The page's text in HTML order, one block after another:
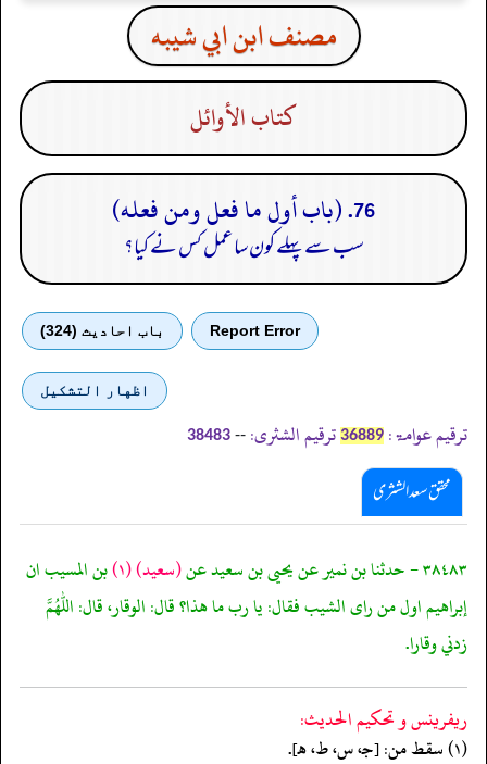
مصنف ابن ابي شيبه
كتاب الأوائل
76. (باب أول ما فعل ومن فعله)
سب سے پہلے کون سا عمل کس نے کیا؟
Report Error باب احادیث (324)
اظهار التشكيل
ترقیم عوامۃ: 36889 ترقیم الشثری: --
38483
محقق سعد الشثری
٣٨٤٨٣ - حدثنا بن نمير عن يحيى بن سعيد عن (سعيد)(١) بن المسيب ان
إبراهيم اول من راى الشيب فقال: يا رب ما هذا؟ قال: الوقار، قال: اللهم
زدني وقارا.
ريفرينس و تحكيم الحدیث:
(١) سقط من: [جـ، س، ط، هـ].